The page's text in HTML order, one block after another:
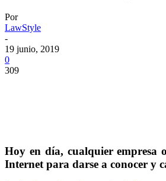
Por
LawStyle
-
19 junio, 2019
0
309
Hoy en día, cualquier empresa
Internet para darse a conocer y